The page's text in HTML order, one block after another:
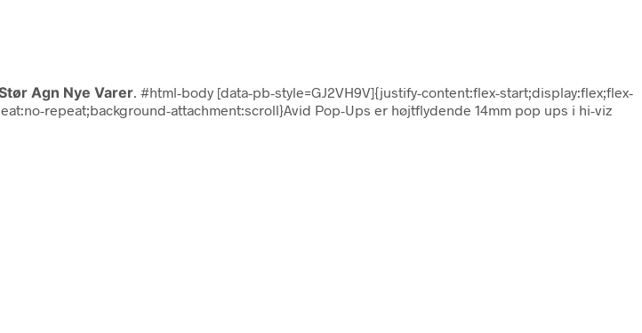
Agn Nye Varer . #html-body [data-pb-style=GJ2VH9V]{justify-content:flex-start;display:flex;flex-
repeat;background-attachment:scroll}Avid Pop-Ups er højtflydende 14mm pop ups i hi-viz